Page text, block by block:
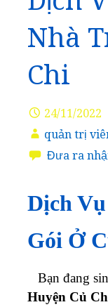
Nhà
Chi
24/11/2022
quản trị
Đưa ra
Dịch
Gói Ở
Bạn đang
Huyện Củ